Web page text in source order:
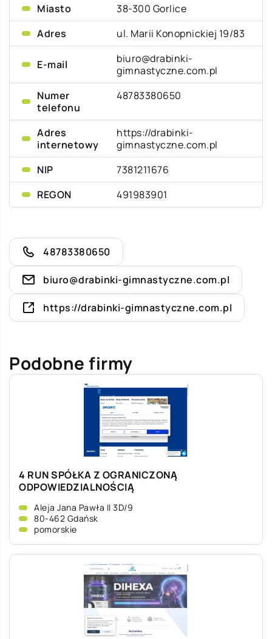
Miasto
38-300 Gorlice
Adres
ul. Marii Konopnickiej 19/83
E-mail
biuro@drabinki-
gimnastyczne.com.pl
Numer
telefonu
48783380650
Adres
internetowy
https://drabinki-
gimnastyczne.com.pl
NIP
7381211676
REGON
491983901
48783380650
biuro@drabinki-gimnastyczne.com.pl
https://drabinki-gimnastyczne.com.pl
Podobne firmy
4 RUN SPÓŁKA Z OGRANICZONĄ
ODPOWIEDZIALNOŚCIĄ
Aleja Jana Pawła II 3D/9
80-462 Gdańsk
pomorskie